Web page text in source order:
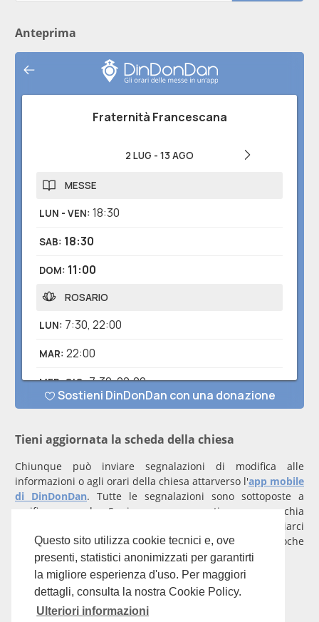
Questo sito utilizza cookie tecnici e, ove
presenti, statistici anonimizzati per garantirti
la migliore esperienza d'uso. Per maggiori
dettagli, consulta la nostra Cookie Policy.
Ulteriori informazioni
Anteprima
Tieni aggiornata la scheda della chiesa
Chiunque può inviare segnalazioni di modifica alle
informazioni o agli orari della chiesa attarverso l'app mobile
di DinDonDan. Tutte le segnalazioni sono sottoposte a
verifica manuale. Se invece rappresenti una parrocchia
con un account verificato per inviarci
comunicazioni prioritarie che saranno gestite entro poche
Per qualunque domanda scrivi ainfo@dindondan.app